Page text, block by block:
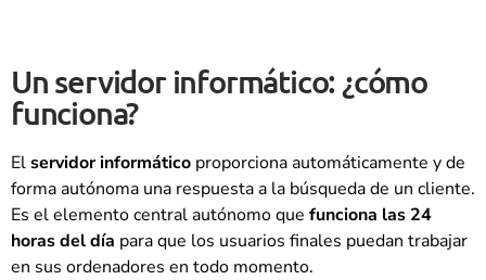
Un servidor informático: ¿cómo
funciona?
Elservidor informático proporciona automáticamente y de
forma autónoma una respuesta a la búsqueda de un cliente.
Es el elemento central autónomo que funciona las 24
horas del día para que los usuarios finales puedan trabajar
en sus ordenadores en todo momento.